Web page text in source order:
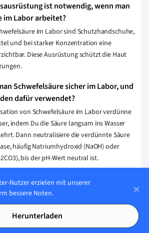
ist notwendig, wenn man
im Labor arbeitet?
im Labor sind Schutzhandschuhe,
und bei starker Konzentration eine
Diese Ausrüstung schützt die Haut
Schwefelsäure sicher im Labor, und
dafür verwendet?
von Schwefelsäure im Labor verdünne
indem Du die Säure langsam ins Wasser
Dann neutralisiere die verdünnte Säure
häufig Natriumhydroxid (NaOH) oder
bis der pH-Wert neutral ist.
Erklärung speichern
Nutzer erzielen mit unserer
bessere Noten.
Herunterladen